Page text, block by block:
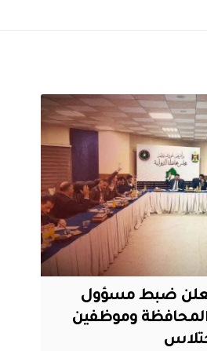
يعلن ضبط مسؤول
وموظفين